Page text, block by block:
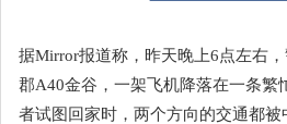
据Mirror报道称，昨天晚上6点左右
郡A40金谷，一架飞机降落在一条繁
者试图回家时，两个方向的交通都被